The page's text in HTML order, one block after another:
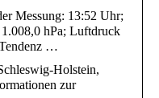
Messung: 13:52 Uhr;
hPa; Luftdruck
…
Holstein,
zur